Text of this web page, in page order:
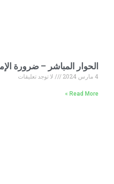
الحوار المباشر – ضرورة
4 مارس 2024 لا توجد تعليقات
Read More »